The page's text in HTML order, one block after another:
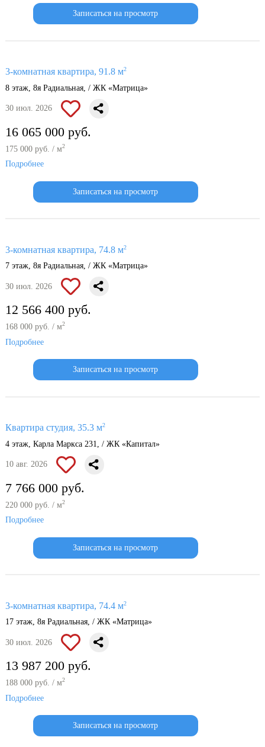
Записаться на просмотр
3-комнатная квартира, 91.8 м2
8 этаж, 8я Радиальная, / ЖК «Матрица»
30 июл. 2026
16 065 000 руб.
175 000 руб. / м2
Подробнее
Записаться на просмотр
3-комнатная квартира, 74.8 м2
7 этаж, 8я Радиальная, / ЖК «Матрица»
30 июл. 2026
12 566 400 руб.
168 000 руб. / м2
Подробнее
Записаться на просмотр
Квартира студия, 35.3 м2
4 этаж, Карла Маркса 231, / ЖК «Капитал»
10 авг. 2026
7 766 000 руб.
220 000 руб. / м2
Подробнее
Записаться на просмотр
3-комнатная квартира, 74.4 м2
17 этаж, 8я Радиальная, / ЖК «Матрица»
30 июл. 2026
13 987 200 руб.
188 000 руб. / м2
Подробнее
Записаться на просмотр